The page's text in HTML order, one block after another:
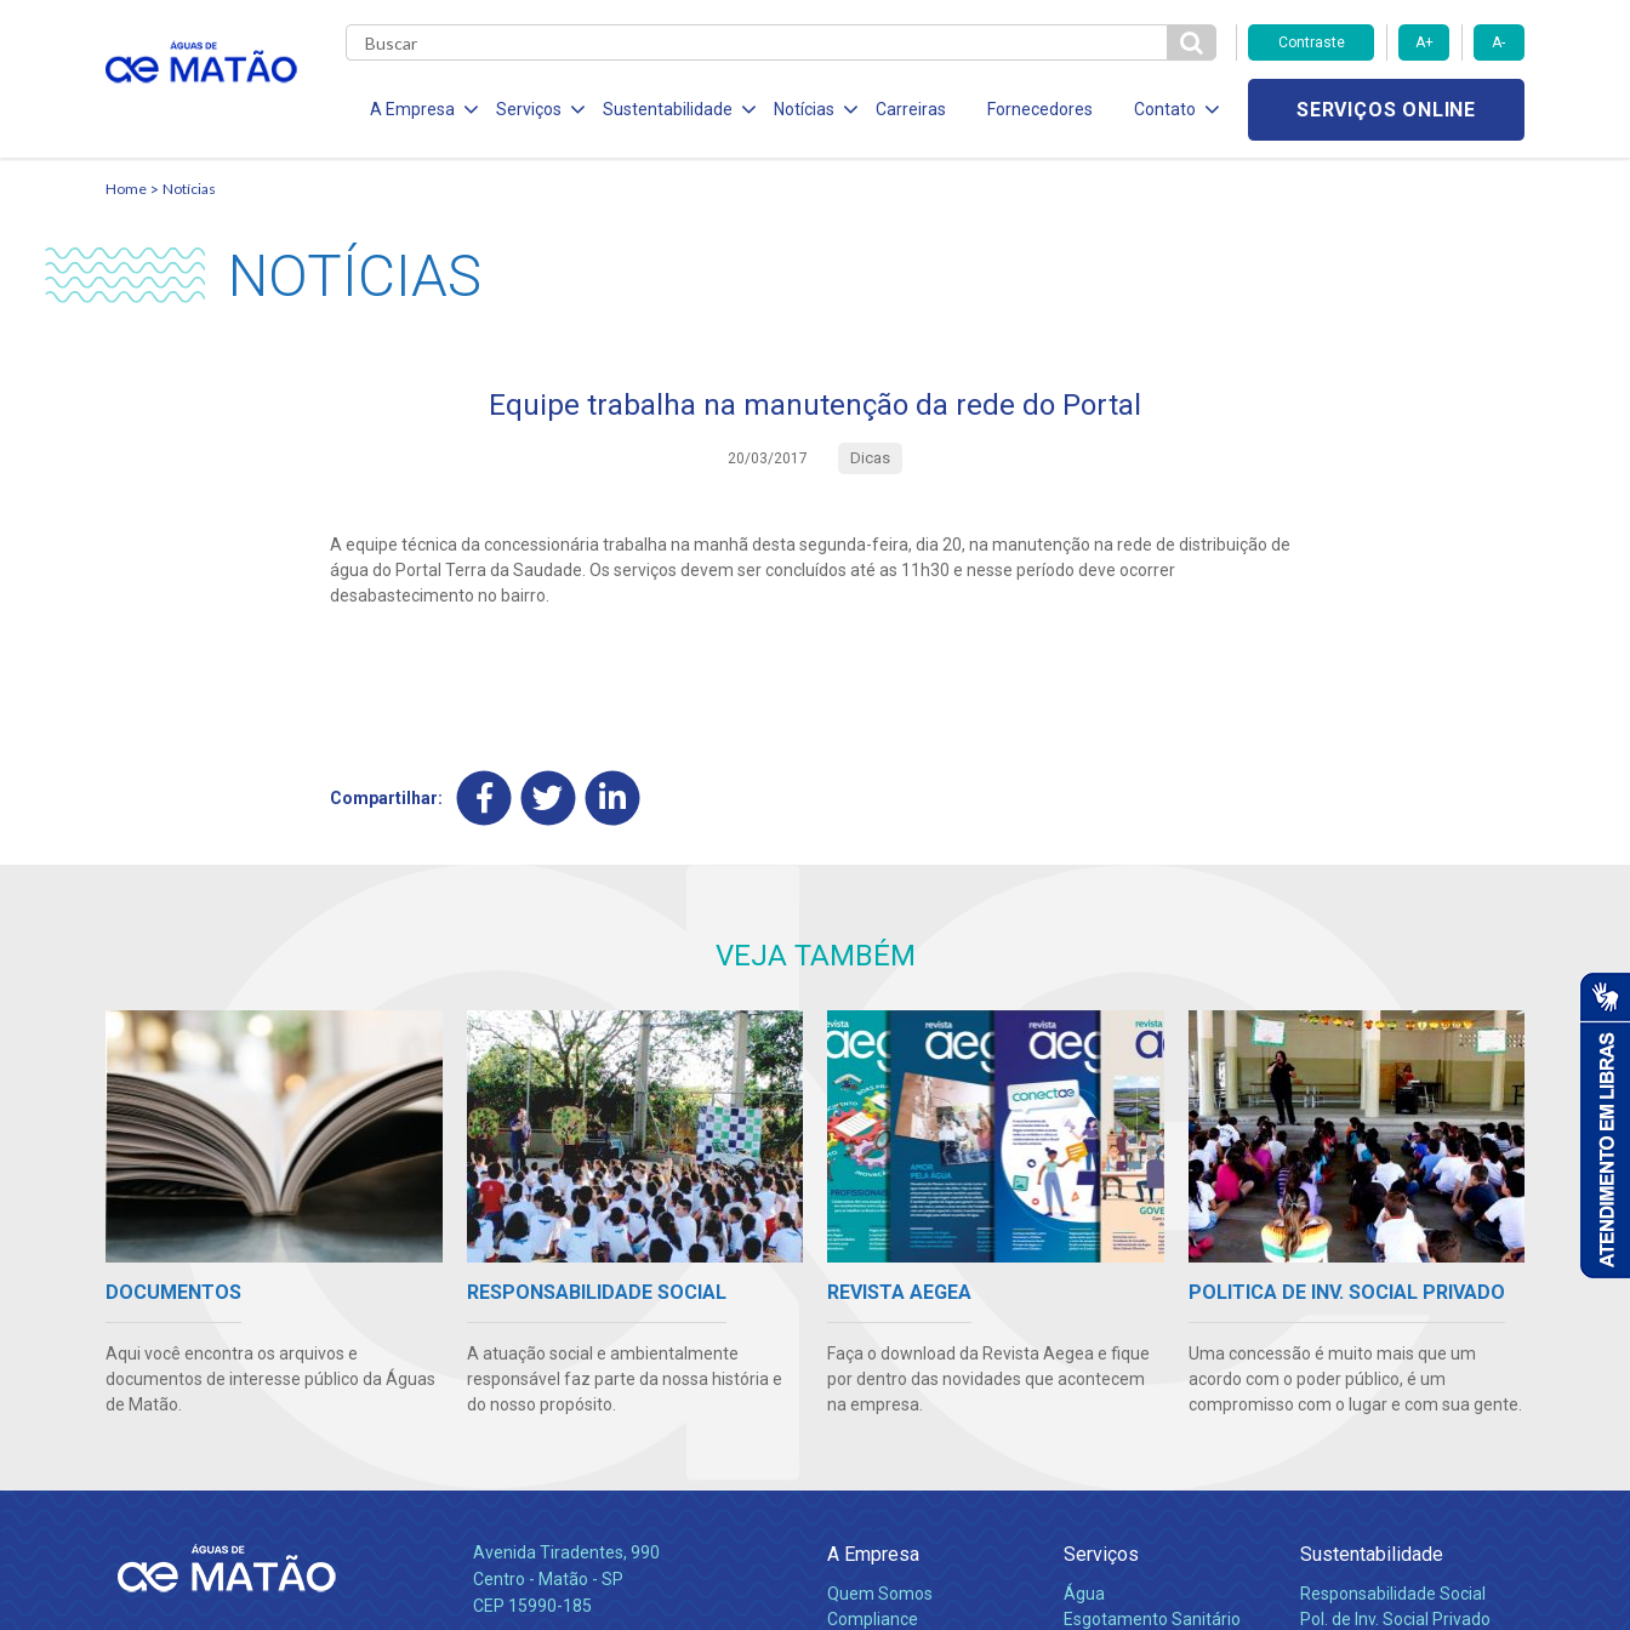
Contraste A+ A-
A Empresa Serviços Sustentabilidade Notícias Carreiras Fornecedores Contato SERVIÇOS ONLINE
Home Notícias
NOTÍCIAS
Equipe trabalha na manutenção da rede do Portal
20/03/2017 Dicas
A equipe técnica da concessionária trabalha na manhã desta segunda-feira, dia 20, na manutenção na rede de distribuição de
água do Portal Terra da Saudade. Os serviços devem ser concluídos até as 11h30 e nesse período deve ocorrer
desabastecimento no bairro.
Compartilhar:
VEJA TAMBÉM
DOCUMENTOS
Aqui você encontra os arquivos e
documentos de interesse público da Águas
de Matão.
RESPONSABILIDADE SOCIAL
A atuação social e ambientalmente
responsável faz parte da nossa história e
do nosso propósito.
REVISTA AEGEA
Faça o download da Revista Aegea e fique
por dentro das novidades que acontecem
na empresa.
POLITICA DE INV. SOCIAL PRIVADO
Uma concessão é muito mais que um
acordo com o poder público, é um
compromisso com o lugar e com sua gente.
Avenida Tiradentes, 990
Centro - Matão - SP
CEP 15990-185
A Empresa
Quem Somos
Compliance
Serviços
Água
Esgotamento Sanitário
Sustentabilidade
Responsabilidade Social
Pol. de Inv. Social Privado